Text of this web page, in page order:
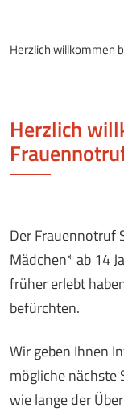
Herzlich willkommen
Herzlich
Der Frauennotruf
Mädchen* ab 14
früher erlebt
befürchten.
Wir geben Ihnen
mögliche nächste
wie lange der